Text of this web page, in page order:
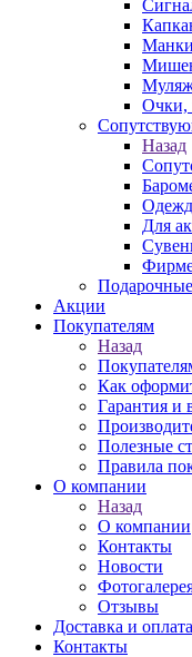
Очки,
Назад
Для
Акции
Покупателям
Назад
Как
Гарантия и
Полезные
Правила
О компании
Назад
О компании
Контакты
Новости
Отзывы
Доставка и оплата
Контакты